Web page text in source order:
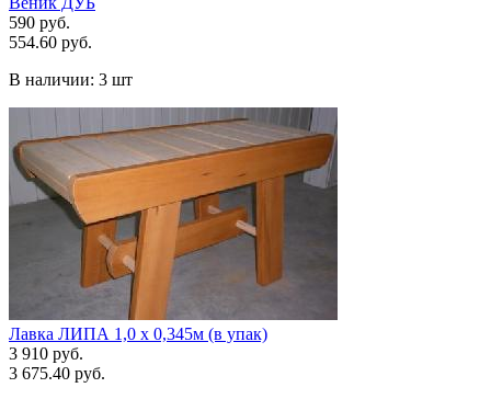
590 руб.
554.60 руб.
В наличии: 3 шт
Лавка ЛИПА 1,0 х 0,345м (в упак)
3 910 руб.
3 675.40 руб.